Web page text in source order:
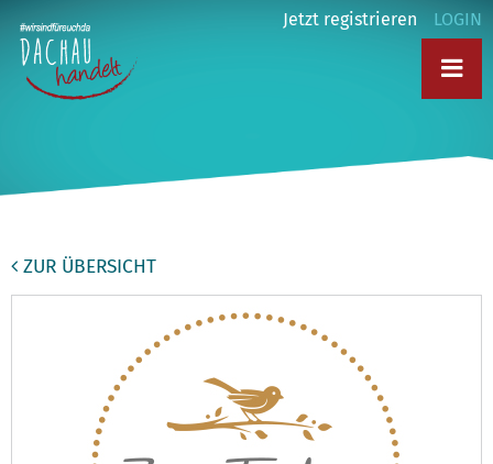
Jetzt registrieren LOGIN
ZUR ÜBERSICHT